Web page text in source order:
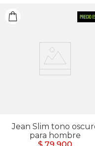
Jean Slim tono
para hombre